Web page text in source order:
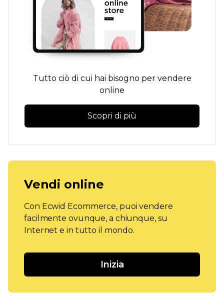
Tutto ciò di cui hai bisogno per vendere
online
Scopri di più
Vendi online
Con Ecwid Ecommerce, puoi vendere
facilmente ovunque, a chiunque, su
Internet e in tutto il mondo.
Inizia